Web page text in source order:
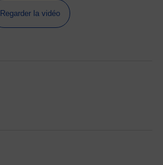
Regarder la vidéo